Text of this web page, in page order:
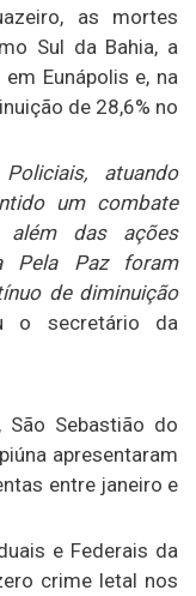
as mortes
Sul da Bahia, a
Eunápolis e, na
de 28,6% no
atuando
um combate
além das ações
Pela Paz foram
de diminuição
o secretário da
Sebastião do
apresentaram
entre janeiro e
e Federais da
crime letal nos